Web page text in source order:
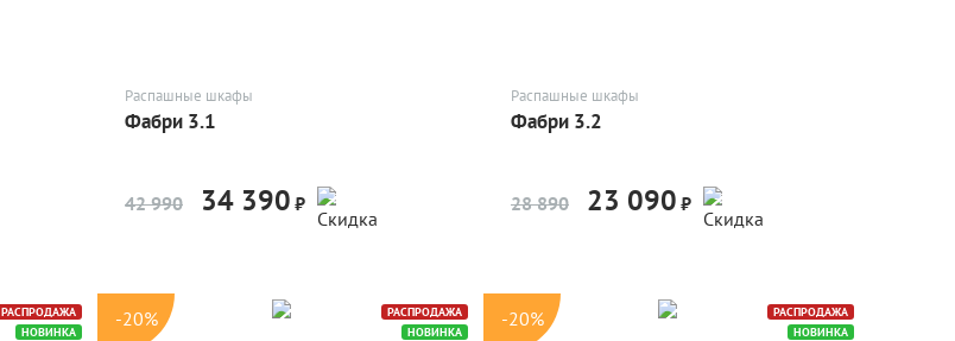
Распашные шкафы
Фабри 3.1
42 990 34 390 ₽ -20%
Распашные шкафы
Фабри 3.2
28 890 23 090 ₽ -20%
РАСПРОДАЖА
НОВИНКА
-20%
РАСПРОДАЖА
НОВИНКА
-20%
РАСПРОДАЖА
НОВИНКА